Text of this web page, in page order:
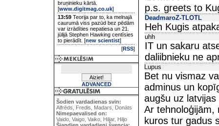
bruņinieku kārtā.
[www.digitmag.co.uk]
13:59 Teorija par to, ka melnajā
caurumā viss pazūd bez pēdām
var izrādīties nepatiesa un 21.
jūlijā Stephen Hawking centīsies
to pierādīt. [new scientist]
[RSS]
ADVANCED
Šodien vardadienas svin:
Alfrēds, Fredis, Madars, Donāts
Nimepaevalised on:
Vaido, Vaigo, Vaiko, Hiljar, Hiljo
p.s. greets to
DeadmaroZ-TLOTL
Heh Kugis
uhh
IT un sakaru
daliibnieku ne
Lupus
Bet nu vismaz
adminus un
augšu uz
Ar tehnoloģijām,
kuros tur gadus